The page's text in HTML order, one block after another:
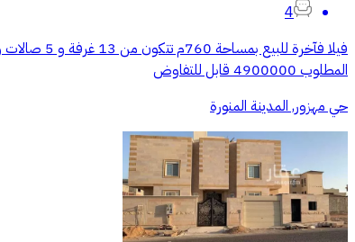
4
المطلوب 4900000 قابل للتفاوض
حي مهزور, المدينة المنورة